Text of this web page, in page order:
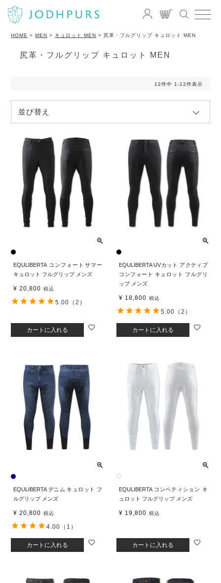
HOME MEN キュロット MEN 尻革・フルグリップ キュロット MEN
尻革・フルグリップ キュロット MEN
並び替え
12件中 1 -12件表示
EQULIBERTA コンフォートサマー
キュロット フルグリップ メンズ
¥ 20,800 税込
カートに入れる
5.00 （2）
EQULIBERTA UVカット アクティブ
コンフォート キュロット フルグリ
ップ メンズ
¥ 18,800 税込
カートに入れる
5.00 （2）
EQULIBERTA デニム キュロット フ
ルグリップ メンズ
¥ 20,800 税込
カートに入れる
4.00 （1）
EQULIBERTA コンペティション キ
ュロット フルグリップ メンズ
¥ 19,800 税込
カートに入れる